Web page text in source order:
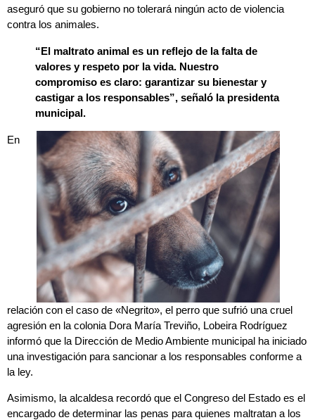
aseguró que su gobierno no tolerará ningún acto de violencia
contra los animales.
“El maltrato animal es un reflejo de la falta de
valores y respeto por la vida. Nuestro
compromiso es claro: garantizar su bienestar y
castigar a los responsables”, señaló la presidenta
municipal.
En
relación con el caso de «Negrito», el perro que sufrió una cruel
agresión en la colonia Dora María Treviño, Lobeira Rodríguez
informó que la Dirección de Medio Ambiente municipal ha iniciado
una investigación para sancionar a los responsables conforme a
la ley.
Asimismo, la alcaldesa recordó que el Congreso del Estado es el
encargado de determinar las penas para quienes maltratan a los